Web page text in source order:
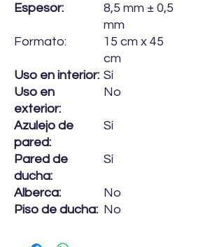
Espesor:
8,5 mm ± 0,5
mm
Formato:
15 cm x 45
cm
Uso en interior: Sí
Uso en
exterior:
No
Azulejo de
pared:
Sí
Pared de
ducha:
Sí
Alberca:
No
Piso de ducha: No